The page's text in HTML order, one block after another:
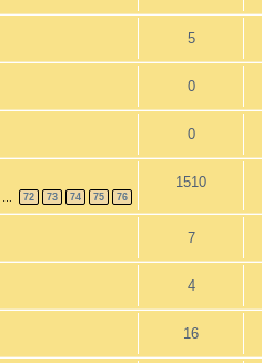
5
0
0
72 73 74 75 76
1510
7
4
16